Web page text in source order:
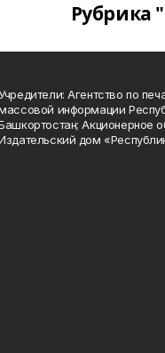
Рубрика
Учредители: Агентство по
информации
Акционерное
дом